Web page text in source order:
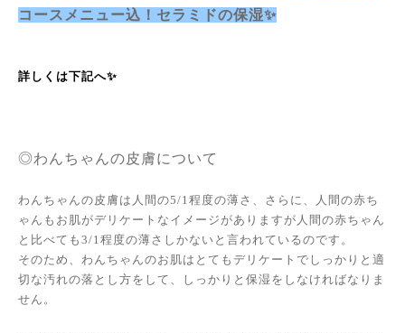
コースメニュー込！セラミドの保湿✨
詳しくは下記へ✨
◎わんちゃんの皮膚について
わんちゃんの皮膚は人間の5/1程度の薄さ、さらに、人間の赤ち
ゃんもお肌がデリケートなイメージがありますが人間の赤ちゃん
と比べても3/1程度の薄さしかないと言われているのです。
そのため、わんちゃんのお肌はとてもデリケートでしっかりと適
切な汚れの落とし方をして、しっかりと保湿をしなければなりま
せん。